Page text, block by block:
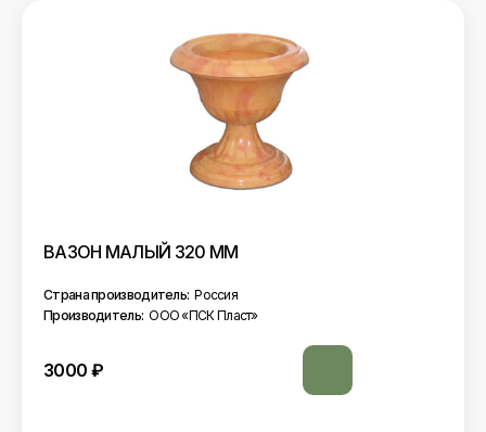
ВАЗОН МАЛЫЙ 320 ММ
Страна производитель: Россия
Производитель: ООО «ПСК Пласт»
3000 ₽